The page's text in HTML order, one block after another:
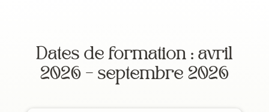
Dates de formation : avril
2026 – septembre 2026